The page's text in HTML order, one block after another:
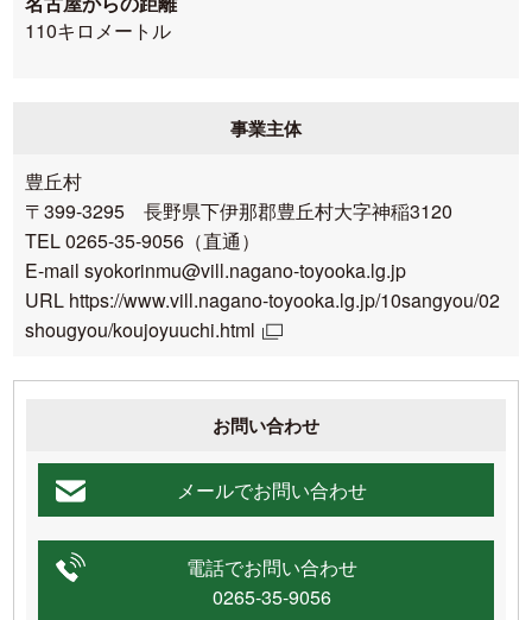
110キロメートル
事業主体
豊丘村
〒399-3295 長野県下伊那郡豊丘村大字神稲3120
TEL 0265-35-9056（直通）
E-mail syokorinmu@vill.nagano-toyooka.lg.jp
URL https://www.vill.nagano-toyooka.lg.jp/10sangyou/02
shougyou/koujoyuuchi.html
お問い合わせ
メールでお問い合わせ
電話でお問い合わせ
0265-35-9056